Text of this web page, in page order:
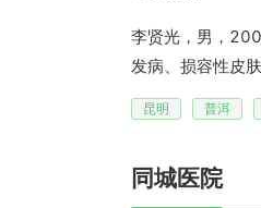
李贤光，男，
发病、损容性皮
昆明 普洱
同城医院